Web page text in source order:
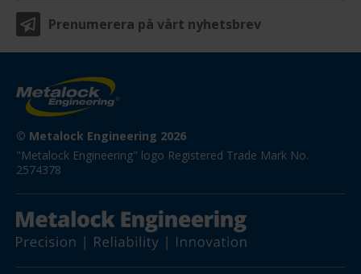
Prenumerera på vårt nyhetsbrev
© Metalock Engineering 2026
"Metalock Engineering" logo Registered Trade Mark No.
2574378